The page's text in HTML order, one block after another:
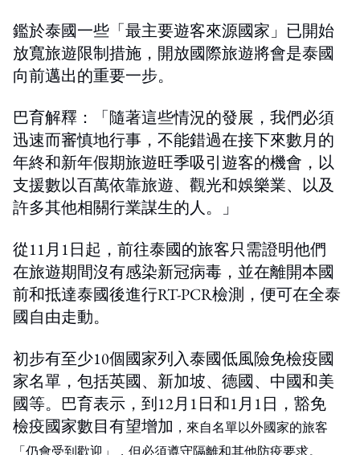
鑑於泰國一些「最主要遊客來源國家」已開始
放寬旅遊限制措施，開放國際旅遊將會是泰國
向前邁出的重要一步。
巴育解釋：「隨著這些情況的發展，我們必須
迅速而審慎地行事，不能錯過在接下來數月的
年終和新年假期旅遊旺季吸引遊客的機會，以
支援數以百萬依靠旅遊、觀光和娛樂業、以及
許多其他相關行業謀生的人。」
從11月1日起，前往泰國的旅客只需證明他們
在旅遊期間沒有感染新冠病毒，並在離開本國
前和抵達泰國後進行RT-PCR檢測，便可在全泰
國自由走動。
初步有至少10個國家列入泰國低風險免檢疫國
家名單，包括英國、新加坡、德國、中國和美
國等。巴育表示，到12月1日和1月1日，豁免
檢疫國家數目有望增加 ，來自名單以外國家的旅客
「仍會受到歡迎」，但必須遵守隔離和其他防疫要求。